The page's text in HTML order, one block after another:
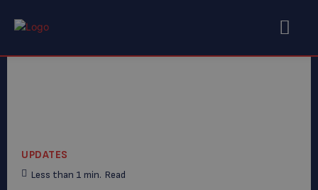
UPDATES
Less than 1 min. Read